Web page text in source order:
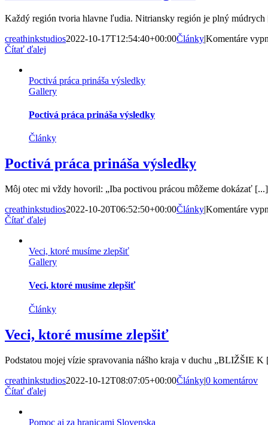
Každý región tvoria hlavne ľudia. Nitriansky región je plný múdrych
creathinkstudios2022-10-17T12:54:40+00:00Články|Komentáre
Čítať ďalej
Poctivá práca prináša výsledky
Gallery
Poctivá práca prináša výsledky
Články
Poctivá práca prináša výsledky
Môj otec mi vždy hovoril: „Iba poctivou prácou môžeme dokázať [...]
creathinkstudios2022-10-20T06:52:50+00:00Články|Komentáre
Čítať ďalej
Veci, ktoré musíme zlepšiť
Gallery
Veci, ktoré musíme zlepšiť
Články
Veci, ktoré musíme zlepšiť
Podstatou mojej vízie spravovania nášho kraja v duchu „BLIŽŠIE K
creathinkstudios2022-10-12T08:07:05+00:00Články|0 komentárov
Čítať ďalej
Pomoc aj za hranicami Slovenska